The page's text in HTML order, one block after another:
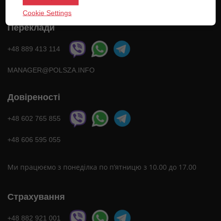
Переклади
+48 889 413 114
MANAGER@POLSZA.INFO
Довіреності
+48 602 765 855
+48 606 595 055
Ми працюємо з понеділка по п’ятницю з 10.00 до 17.00
Страхування
+48 882 921 001
Cookie Settings